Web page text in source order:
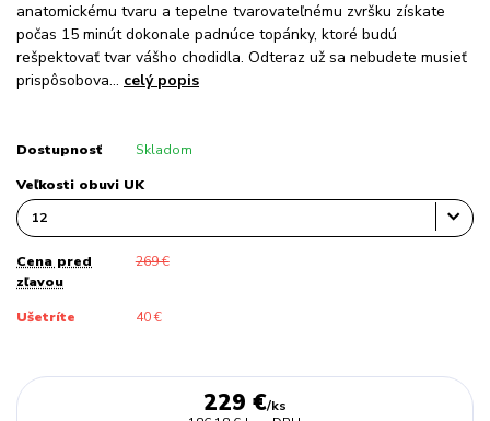
anatomickému tvaru a tepelne tvarovateľnému zvršku získate
počas 15 minút dokonale padnúce topánky, ktoré budú
rešpektovať tvar vášho chodidla. Odteraz už sa nebudete musieť
prispôsobova... celý popis
Dostupnosť Skladom
Veľkosti obuvi UK
Cena pred
zľavou
269 €
Ušetríte 40 €
229 €/ks